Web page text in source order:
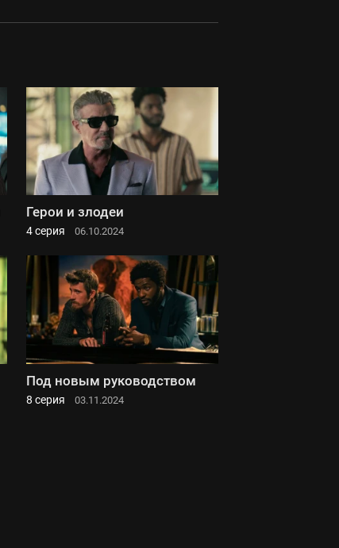
Герои и злодеи
4 серия 06.10.2024
Под новым руководством
8 серия 03.11.2024